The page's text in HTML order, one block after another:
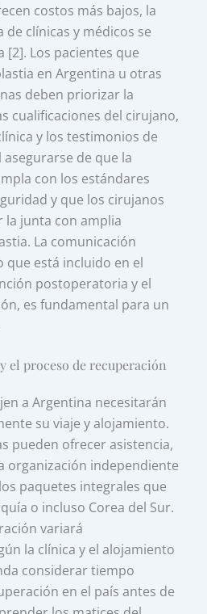
costos más bajos, la
de clínicas y médicos se
[2]. Los pacientes que
en Argentina u otras
deben priorizar la
cualificaciones del cirujano,
y los testimonios de
asegurarse de que la
con los estándares
y que los cirujanos
la junta con amplia
La comunicación
está incluido en el
postoperatoria y el
es fundamental para un
el proceso de recuperación
a Argentina necesitarán
su viaje y alojamiento.
pueden ofrecer asistencia,
organización independiente
paquetes integrales que
o incluso Corea del Sur.
variará
la clínica y el alojamiento
considerar tiempo
en el país antes de